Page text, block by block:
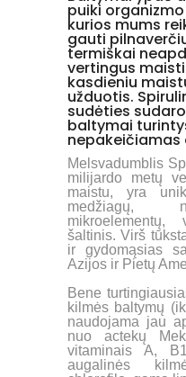
puiki
kurios mums
gauti
termiškai
vertingus
kasdieniu
užduotis.
sudėties
baltymai
nepakeičiamas
Melsvadumblis
milijardo metų
maistu, yra
medžiagų,
šaltinis. Virš
ir gydomąsias
Azijos ir Pietų
Bene
kilmės baltymų
naudojama jau
nuo actekų
vitaminais A,
augalinės